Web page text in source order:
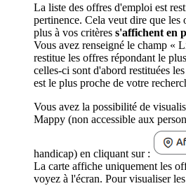
La liste des offres d'emploi est
pertinence. Cela veut dire que
plus à vos critères s'affichent en
Vous avez renseigné le champ «
restitue les offres répondant le
celles-ci sont d'abord restituées
est le plus proche de votre
Vous avez la possibilité de
Mappy (non accessible aux
handicap) en cliquant sur :
La carte affiche uniquement les
voyez à l'écran. Pour visualiser